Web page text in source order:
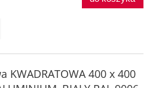
KWADRATOWA 400 x 400